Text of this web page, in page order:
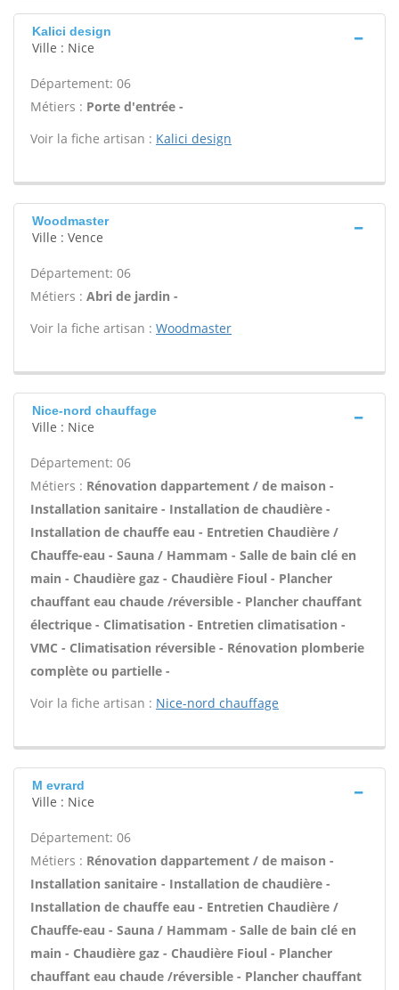
Kalici design
Ville : Nice
Département: 06
Métiers : Porte d'entrée -
Voir la fiche artisan : Kalici design
Woodmaster
Ville : Vence
Département: 06
Métiers : Abri de jardin -
Voir la fiche artisan : Woodmaster
Nice-nord chauffage
Ville : Nice
Département: 06
Métiers : Rénovation dappartement / de maison -
Installation sanitaire - Installation de chaudière -
Installation de chauffe eau - Entretien Chaudière /
Chauffe-eau - Sauna / Hammam - Salle de bain clé en
main - Chaudière gaz - Chaudière Fioul - Plancher
chauffant eau chaude /réversible - Plancher chauffant
électrique - Climatisation - Entretien climatisation -
VMC - Climatisation réversible - Rénovation plomberie
complète ou partielle -
Voir la fiche artisan : Nice-nord chauffage
M evrard
Ville : Nice
Département: 06
Métiers : Rénovation dappartement / de maison -
Installation sanitaire - Installation de chaudière -
Installation de chauffe eau - Entretien Chaudière /
Chauffe-eau - Sauna / Hammam - Salle de bain clé en
main - Chaudière gaz - Chaudière Fioul - Plancher
chauffant eau chaude /réversible - Plancher chauffant